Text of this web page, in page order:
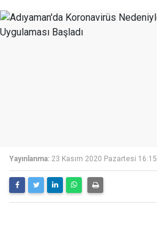
Yayınlanma: 23 Kasım 2020 Pazartesi 16:15